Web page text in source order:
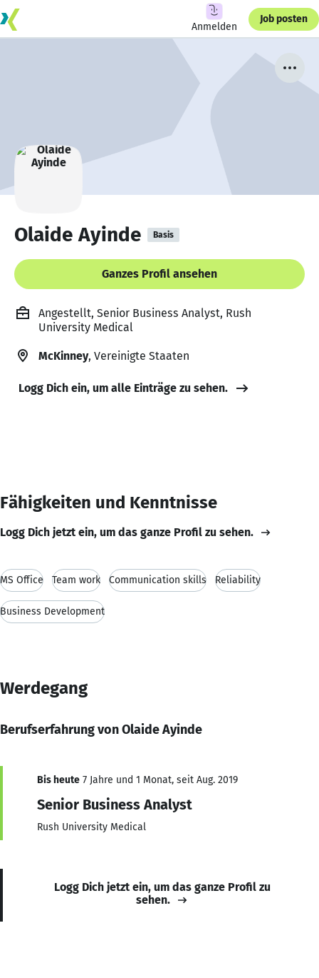
Anmelden
Job posten
Olaide Ayinde Basis
Ganzes Profil ansehen
Angestellt, Senior Business Analyst, Rush
University Medical
McKinney, Vereinigte Staaten
Logg Dich ein, um alle Einträge zu sehen.
Fähigkeiten und Kenntnisse
Logg Dich jetzt ein, um das ganze Profil zu sehen.
MS Office Team work Communication skills Reliability
Business Development
Werdegang
Berufserfahrung von Olaide Ayinde
Bis heute 7 Jahre und 1 Monat, seit Aug. 2019
Senior Business Analyst
Rush University Medical
Logg Dich jetzt ein, um das ganze Profil zu
sehen.